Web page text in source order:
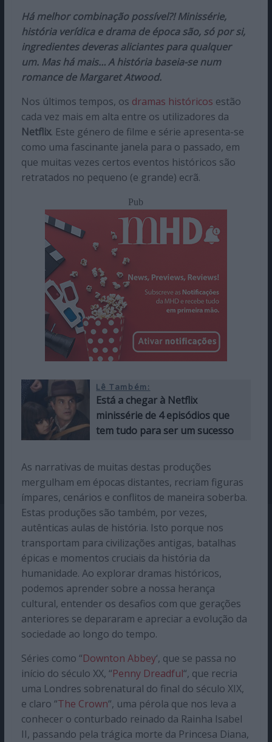
Há melhor combinação possível?! Minissérie,
história verídica e drama de época são, só por si,
ingredientes deveras aliciantes para qualquer
um. Mas há mais… A história baseia-se num
romance de Margaret Atwood.
Nos últimos tempos, os dramas históricos estão
cada vez mais em alta entre os utilizadores da
Netflix. Este género de filme e série apresenta-se
como uma fascinante janela para o passado, em
que muitas vezes certos eventos históricos são
retratados no pequeno (e grande) ecrã.
Pub
Lê Também:
Está a chegar à Netflix
minissérie de 4 episódios que
tem tudo para ser um sucesso
As narrativas de muitas destas produções
mergulham em épocas distantes, recriam figuras
ímpares, cenários e conflitos de maneira soberba.
Estas produções são também, por vezes,
autênticas aulas de história. Isto porque nos
transportam para civilizações antigas, batalhas
épicas e momentos cruciais da história da
humanidade. Ao explorar dramas históricos,
podemos aprender sobre a nossa herança
cultural, entender os desafios com que gerações
anteriores se depararam e apreciar a evolução da
sociedade ao longo do tempo.
Séries como “Downton Abbey‘, que se passa no
início do século XX, “Penny Dreadful“, que recria
uma Londres sobrenatural do final do século XIX,
e claro “The Crown“, uma pérola que nos leva a
conhecer o conturbado reinado da Rainha Isabel
II, passando pela trágica morte da Princesa Diana,